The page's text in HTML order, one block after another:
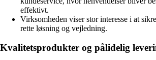
effektivt.
Virksomheden viser stor interesse i at
rette løsning og vejledning.
Kvalitetsprodukter og pålidelig